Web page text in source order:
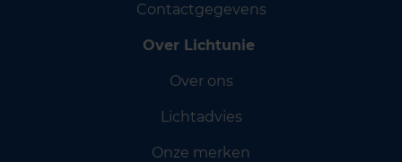
Contactgegevens
Over Lichtunie
Over ons
Lichtadvies
Onze merken